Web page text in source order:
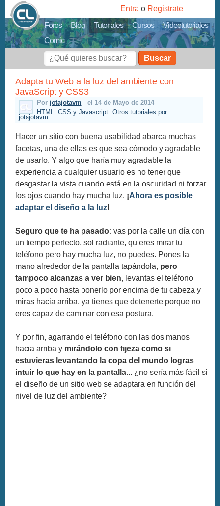
Foros Blog Tutoriales Cursos
Videotutoriales
Comic
Entra o Registrate
Buscar
Adapta tu Web a la luz del ambiente con
JavaScript y CSS3
Por jotajotavm
el 14 de Mayo de 2014
HTML, CSS y Javascript
Otros tutoriales por
jotajotavm.
Hacer un sitio con buena usabilidad abarca muchas
facetas, una de ellas es que sea cómodo y agradable
de usarlo. Y algo que haría muy agradable la
experiencia a cualquier usuario es no tener que
desgastar la vista cuando está en la oscuridad ni forzar
los ojos cuando hay mucha luz. ¡Ahora es posible
adaptar el diseño a la luz!
Seguro que te ha pasado: vas por la calle un día con
un tiempo perfecto, sol radiante, quieres mirar tu
teléfono pero hay mucha luz, no puedes. Pones la
mano alrededor de la pantalla tapándola, pero
tampoco alcanzas a ver bien, levantas el teléfono
poco a poco hasta ponerlo por encima de tu cabeza y
miras hacia arriba, ya tienes que detenerte porque no
eres capaz de caminar con esa postura.
Y por fin, agarrando el teléfono con las dos manos
hacia arriba y mirándolo con fijeza como si
estuvieras levantando la copa del mundo logras
intuir lo que hay en la pantalla... ¿no sería más fácil si
el diseño de un sitio web se adaptara en función del
nivel de luz del ambiente?